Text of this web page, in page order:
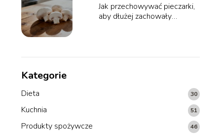
Jak przechowywać pieczarki,
aby dłużej zachowały
Kategorie
Dieta 30
Kuchnia 51
Produkty spożywcze 46